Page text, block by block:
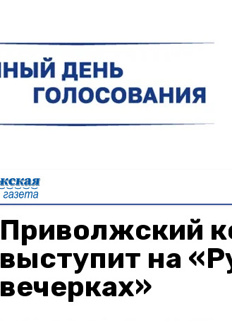
Приволжский
выступит на
вечерках»